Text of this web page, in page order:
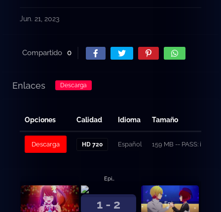
Jun. 21, 2023
Compartido 0
Enlaces Descarga
Opciones Calidad Idioma Tamaño
Descarga HD 720 Español 159 MB -- PASS:
Episodio 1 1 - 2
Episodio 2
Episodio 3